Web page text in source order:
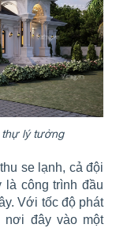
thự lý tưởng
se lạnh, cả đội
công trình đầu
Với tốc độ phát
nơi đây vào một